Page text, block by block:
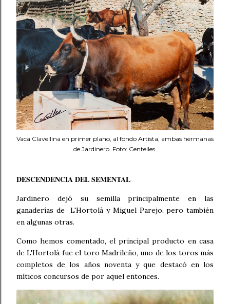
Vaca Clavellina en primer plano, al fondo Artista, ambas hermanas
de Jardinero. Foto: Centelles.
DESCENDENCIA DEL SEMENTAL
Jardinero dejó su semilla principalmente en las
ganaderías de L'Hortolà y Miguel Parejo, pero también
en algunas otras.
Como hemos comentado, el principal producto en casa
de L'Hortolà fue el toro Madrileño, uno de los toros más
completos de los años noventa y que destacó en los
míticos concursos de por aquel entonces.